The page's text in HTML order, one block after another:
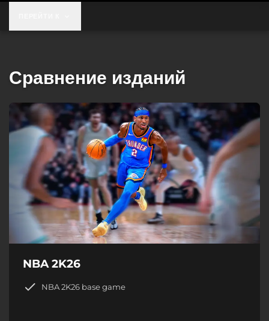
Сравнение изданий
NBA 2K26
NBA 2K26 base game